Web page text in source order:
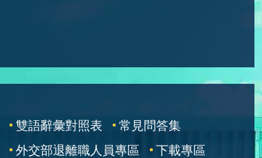
雙語辭彙對照表
常見問答集
外交部退離職人員專區
下載專區